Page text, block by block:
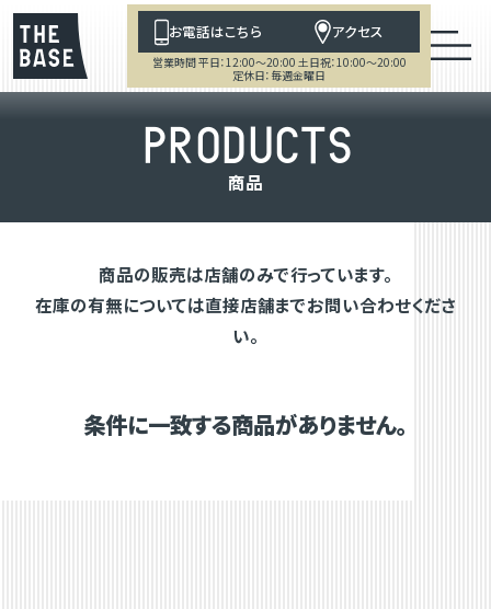
お電話はこちら アクセス
営業時間 平日：12:00～20:00 土日祝：10:00～20:00
定休日：毎週金曜日
PRODUCTS
商品
商品の販売は店舗のみで行っています。
在庫の有無については直接店舗までお問い合わせくださ
い。
条件に一致する商品がありません。